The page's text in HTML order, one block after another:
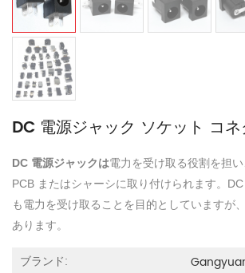
DC 電源ジャック ソケット コネ
DC 電源ジャックは電力を受け取る役割を担
PCB またはシャーシに取り付けられます。
も電力を受け取ることを目的としていますが
あります。
ブランド: